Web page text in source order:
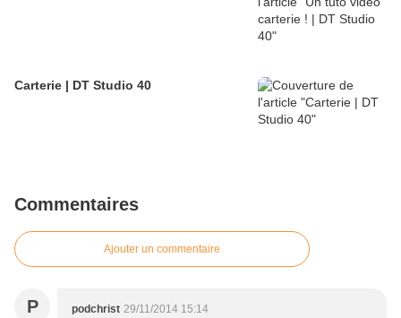
Carterie | DT Studio 40
Commentaires
Ajouter un commentaire
P podchrist 29/11/2014 15:14